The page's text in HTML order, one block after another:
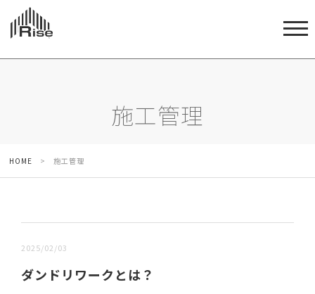
施工管理
HOME > 施工管理
2025/02/03
ダンドリワークとは？